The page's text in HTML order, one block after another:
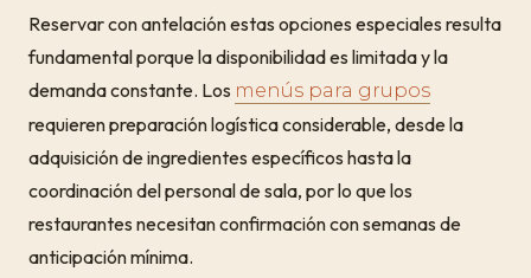
Reservar con antelación estas opciones especiales resulta
fundamental porque la disponibilidad es limitada y la
demanda constante. Los menús para grupos
requieren preparación logística considerable, desde la
adquisición de ingredientes específicos hasta la
coordinación del personal de sala, por lo que los
restaurantes necesitan confirmación con semanas de
anticipación mínima.